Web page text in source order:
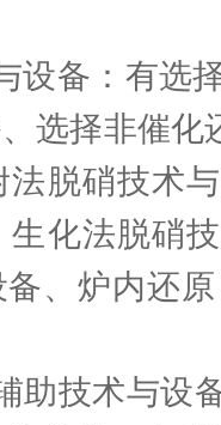
设备：有选
选择非催化
脱硝技术
生化法脱硝
、炉内还
助技术与设